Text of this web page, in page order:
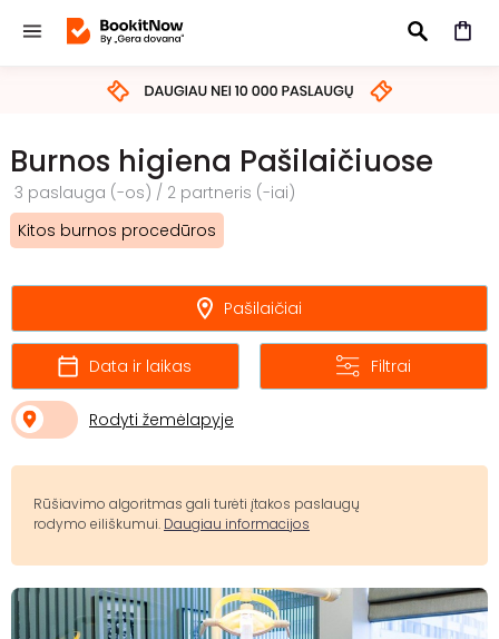
IEŠKOTI
Burnos higiena Pašilaičiuose
3 paslauga (-os) / 2 partneris (-iai)
Kitos burnos procedūros
Pašilaičiai
Data ir laikas Filtrai
Rodyti žemėlapyje
Rūšiavimo algoritmas gali turėti įtakos paslaugų
rodymo eiliškumui. Daugiau informacijos